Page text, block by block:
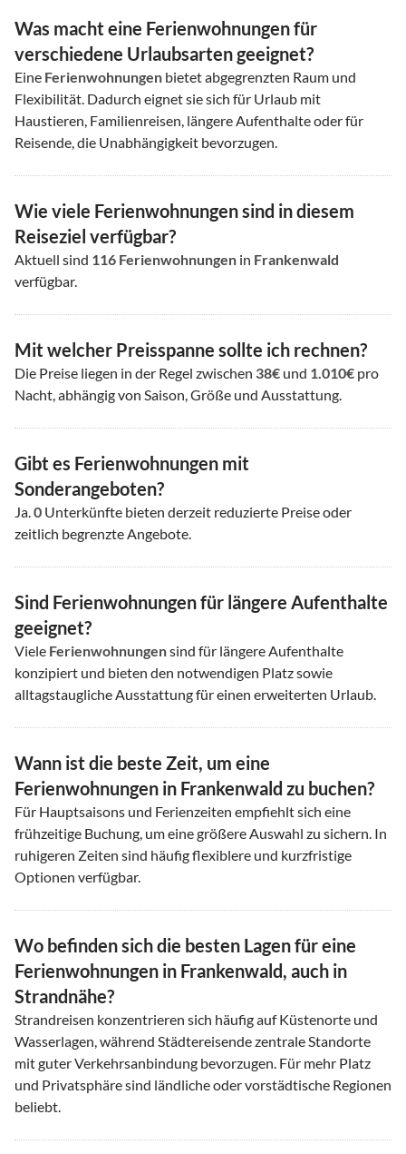
Was macht eine Ferienwohnungen für
verschiedene Urlaubsarten geeignet?
Eine Ferienwohnungen bietet abgegrenzten Raum und
Flexibilität. Dadurch eignet sie sich für Urlaub mit
Haustieren, Familienreisen, längere Aufenthalte oder für
Reisende, die Unabhängigkeit bevorzugen.
Wie viele Ferienwohnungen sind in diesem
Reiseziel verfügbar?
Aktuell sind 116 Ferienwohnungen in Frankenwald
verfügbar.
Mit welcher Preisspanne sollte ich rechnen?
Die Preise liegen in der Regel zwischen 38€ und 1.010€ pro
Nacht, abhängig von Saison, Größe und Ausstattung.
Gibt es Ferienwohnungen mit
Sonderangeboten?
Ja.0 Unterkünfte bieten derzeit reduzierte Preise oder
zeitlich begrenzte Angebote.
Sind Ferienwohnungen für längere Aufenthalte
geeignet?
Viele Ferienwohnungensind für längere Aufenthalte
konzipiert und bieten den notwendigen Platz sowie
alltagstaugliche Ausstattung für einen erweiterten Urlaub.
Wann ist die beste Zeit, um eine
Ferienwohnungen in Frankenwald zu buchen?
Für Hauptsaisons und Ferienzeiten empfiehlt sich eine
frühzeitige Buchung, um eine größere Auswahl zu sichern. In
ruhigeren Zeiten sind häufig flexiblere und kurzfristige
Optionen verfügbar.
Wo befinden sich die besten Lagen für eine
Ferienwohnungen in Frankenwald, auch in
Strandnähe?
Strandreisen konzentrieren sich häufig auf Küstenorte und
Wasserlagen, während Städtereisende zentrale Standorte
mit guter Verkehrsanbindung bevorzugen. Für mehr Platz
und Privatsphäre sind ländliche oder vorstädtische Regionen
beliebt.